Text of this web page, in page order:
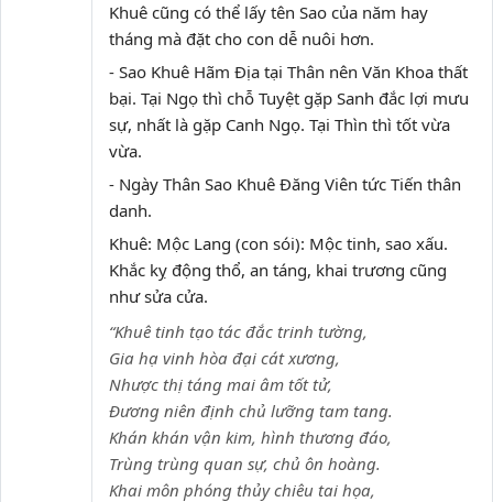
Khuê cũng có thể lấy tên Sao của năm hay
tháng mà đặt cho con dễ nuôi hơn.
- Sao Khuê Hãm Địa tại Thân nên Văn Khoa thất
bại. Tại Ngọ thì chỗ Tuyệt gặp Sanh đắc lợi mưu
sự, nhất là gặp Canh Ngọ. Tại Thìn thì tốt vừa
vừa.
- Ngày Thân Sao Khuê Đăng Viên tức Tiến thân
danh.
Khuê: Mộc Lang (con sói): Mộc tinh, sao xấu.
Khắc kỵ động thổ, an táng, khai trương cũng
như sửa cửa.
“Khuê tinh tạo tác đắc trinh tường,
Gia hạ vinh hòa đại cát xương,
Nhược thị táng mai âm tốt tử,
Đương niên định chủ lưỡng tam tang.
Khán khán vận kim, hình thương đáo,
Trùng trùng quan sự, chủ ôn hoàng.
Khai môn phóng thủy chiêu tai họa,